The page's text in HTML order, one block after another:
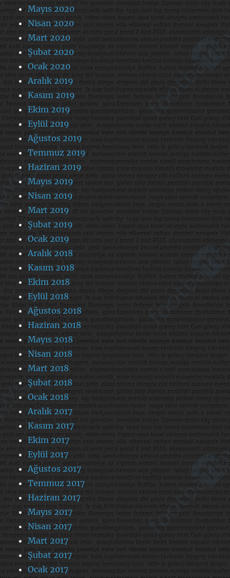
Mayıs 2020
Nisan 2020
Mart 2020
Şubat 2020
Ocak 2020
Aralık 2019
Kasım 2019
Ekim 2019
Eylül 2019
Ağustos 2019
Temmuz 2019
Haziran 2019
Mayıs 2019
Nisan 2019
Mart 2019
Şubat 2019
Ocak 2019
Aralık 2018
Kasım 2018
Ekim 2018
Eylül 2018
Ağustos 2018
Haziran 2018
Mayıs 2018
Nisan 2018
Mart 2018
Şubat 2018
Ocak 2018
Aralık 2017
Kasım 2017
Ekim 2017
Eylül 2017
Ağustos 2017
Temmuz 2017
Haziran 2017
Mayıs 2017
Nisan 2017
Mart 2017
Şubat 2017
Ocak 2017